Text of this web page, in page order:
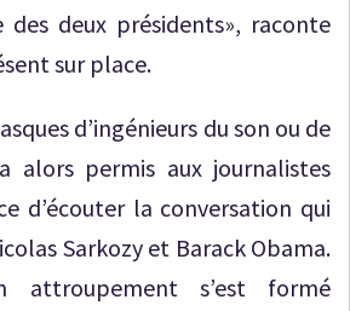
deux présidents», raconte
sur place.
d’ingénieurs du son ou de
alors permis aux journalistes
d’écouter la conversation qui
Sarkozy et Barack Obama.
attroupement s’est formé